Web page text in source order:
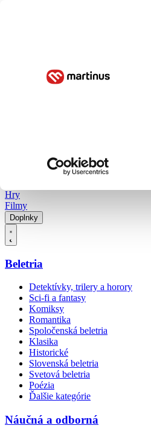
Hry
Filmy
Doplnky
Beletria
Detektívky, trilery a horory
Sci-fi a fantasy
Komiksy
Romantika
Spoločenská beletria
Klasika
Historické
Slovenská beletria
Svetová beletria
Poézia
Ďalšie kategórie
Náučná a odborná